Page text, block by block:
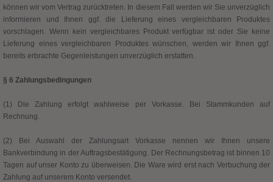
können wir vom Vertrag zurücktreten. In diesem Fall werden wir Sie unverzüglich
informieren und Ihnen ggf. die Lieferung eines vergleichbaren Produktes
vorschlagen. Wenn kein vergleichbares Produkt verfügbar ist oder Sie keine
Lieferung eines vergleichbaren Produktes wünschen, werden wir Ihnen ggf.
bereits erbrachte Gegenleistungen unverzüglich erstatten.
§ 6 Zahlungsbedingungen
(1) Die Zahlung erfolgt wahlweise per Vorkasse. Bei Stammkunden auf
Rechnung.
(2) Bei Auswahl der Zahlungsart Vorkasse nennen wir Ihnen unsere
Bankverbindung in der Auftragsbestätigung. Der Rechnungsbetrag ist binnen 10
Tagen auf unser Konto zu überweisen. Die Ware wird erst nach Verbuchung der
Zahlung auf unserem Konto versendet.